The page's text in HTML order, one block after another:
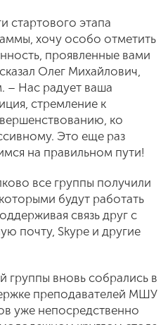
стартового этапа
хочу особо отметить
проявленные вами
Олег Михайлович,
– Нас радует ваша
стремление к
ко
Это еще раз
на правильном пути!
все группы получили
будут работать
связь друг с
почту, Skype и другие
вновь собрались в
преподавателей МШУ
уже непосредственно